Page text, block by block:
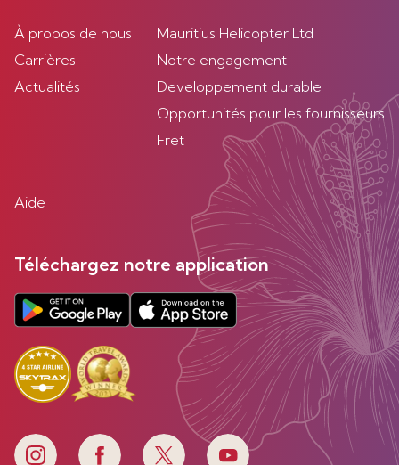
À propos de nous
Carrières
Actualités
Mauritius Helicopter Ltd
Notre engagement
Developpement durable
Opportunités pour les fournisseurs
Fret
Aide
Téléchargez notre application